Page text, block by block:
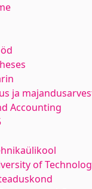
ja
Accounting
of